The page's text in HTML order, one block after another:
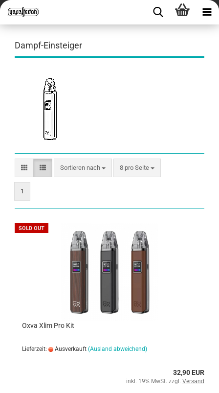
Dampf-Einsteiger
Sortieren nach 8 pro Seite
1
SOLD OUT
Oxva Xlim Pro Kit
Lieferzeit: Ausverkauft (Ausland abweichend)
32,90 EUR
inkl. 19% MwSt. zzgl. Versand